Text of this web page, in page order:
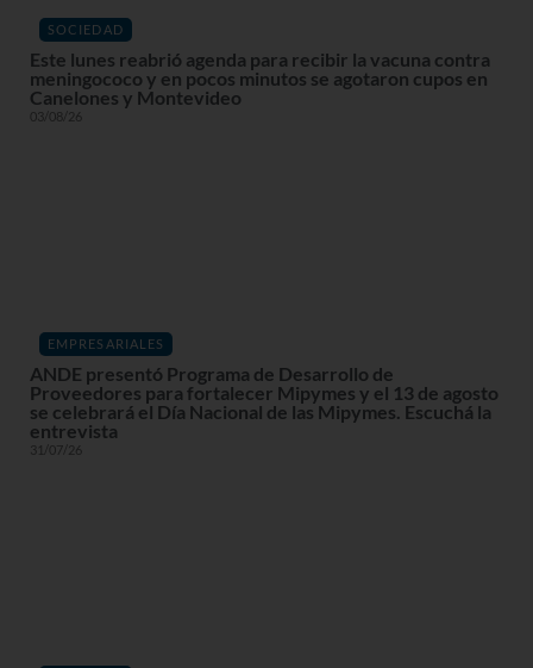
SOCIEDAD
Este lunes reabrió agenda para recibir la vacuna contra
meningococo y en pocos minutos se agotaron cupos en
Canelones y Montevideo
03/08/26
EMPRESARIALES
ANDE presentó Programa de Desarrollo de
Proveedores para fortalecer Mipymes y el 13 de agosto
se celebrará el Día Nacional de las Mipymes. Escuchá la
entrevista
31/07/26